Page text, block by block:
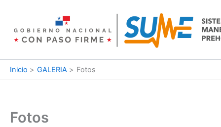
contenido
Inicio GALERIA Fotos
Fotos